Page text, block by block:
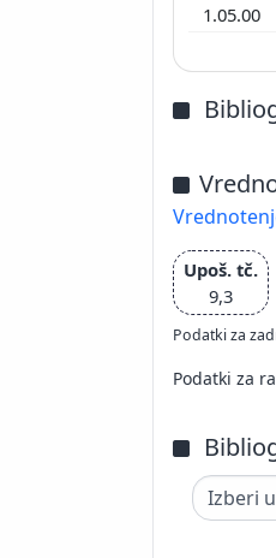
1.05.00
Upoš. tč.
9,3
Podatki za
Podatki za